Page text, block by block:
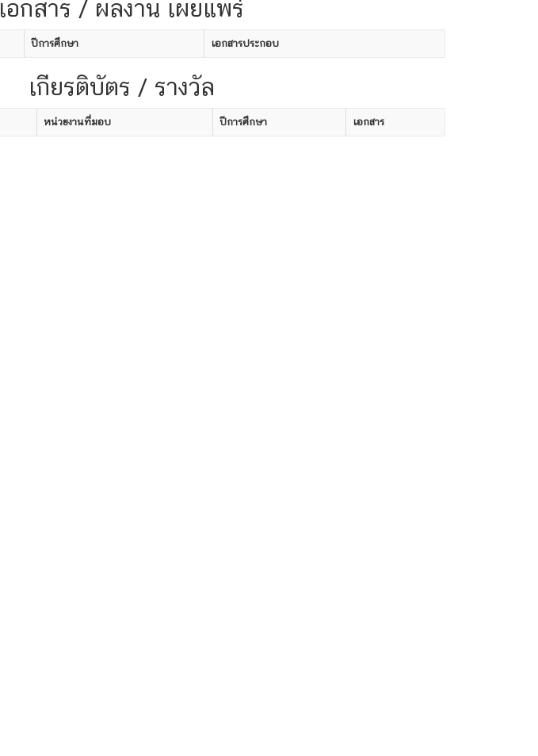
เอกสาร / ผลงาน เผยแพร่
ปีการศึกษา เอกสารประกอบ
เกียรติบัตร / รางวัล
หน่วยงานที่มอบ ปีการศึกษา เอกสาร